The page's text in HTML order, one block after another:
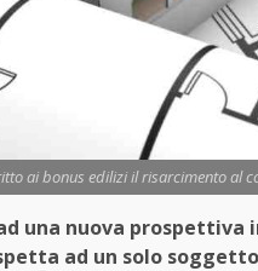
ai bonus edilizi il risarcimento al
una nuova
ad un solo